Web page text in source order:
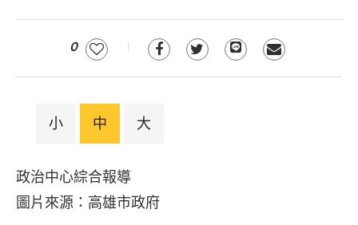
0
小 中 大
政治中心綜合報導
圖片來源：高雄市政府